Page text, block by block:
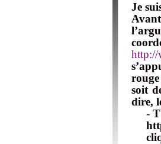
Je
http://
soit
dire,
-